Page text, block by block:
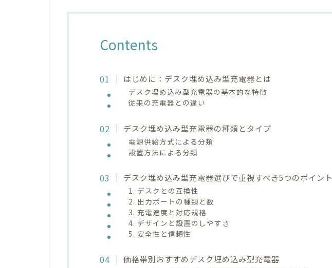
Contents
はじめに：デスク埋め込み型充電器とは
デスク埋め込み型充電器の基本的な特徴
従来の充電器との違い
デスク埋め込み型充電器の種類とタイプ
電源供給方式による分類
設置方法による分類
デスク埋め込み型充電器選びで重視すべき5つのポイント
1. デスクとの互換性
2. 出力ポートの種類と数
3. 充電速度と対応規格
4. デザインと設置のしやすさ
5. 安全性と信頼性
価格帯別おすすめデスク埋め込み型充電器